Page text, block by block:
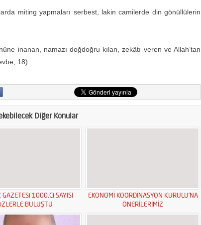
miting yapmaları serbest, lakin camilerde din gönüllülerin
inanan, namazı doğdoğru kılan, zekâtı veren ve Allah’tan
18)
Diğer Konular
GAZETESi 1000.Ci SAYISI
BULUŞTU
EKONOMİ KOORDİNASYON KURULU’NA
ÖNERİLERİMİZ